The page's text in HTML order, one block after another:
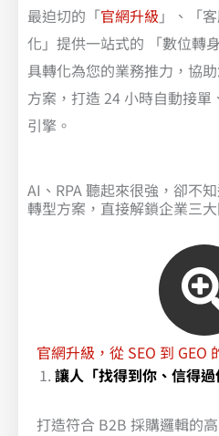
最迫切的「官網升級 」、「
化」提供一站式的 「數位轉
具轉化為您的業務推力，協
方案，打造 24 小時自動接
引擎。
AI、RPA 聽起來很強，卻不
轉型方案，直接解鎖企業三大
官網升級，從 SEO 到 GEO
讓人「找得到你、信得過
打造符合 B2B 採購邏輯的